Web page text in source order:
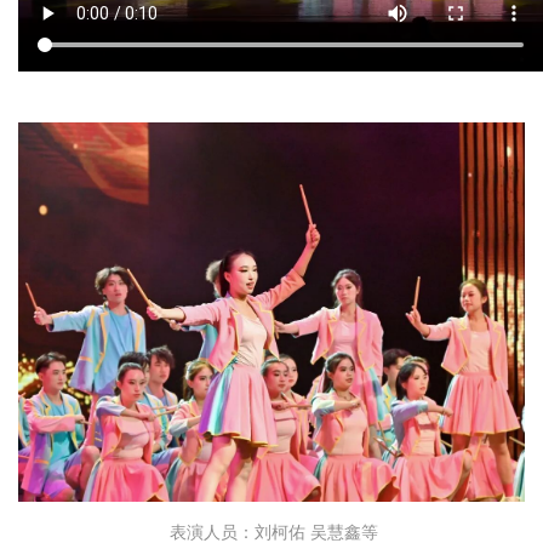
表演人员：刘柯佑 吴慧鑫等